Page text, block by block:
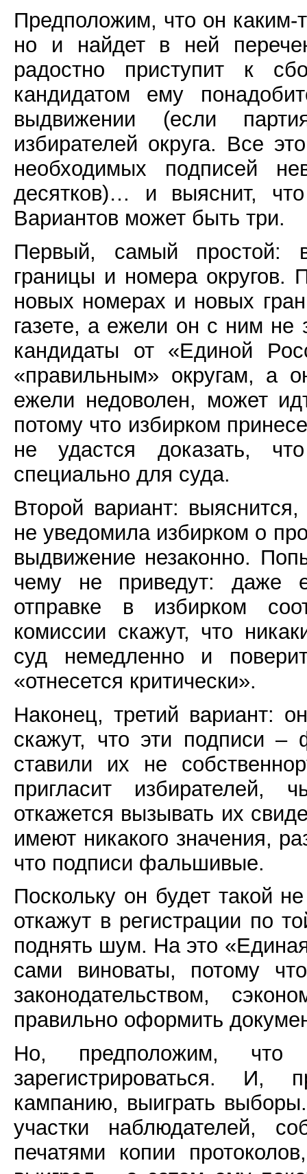
Предположим, что он каким-
но и найдет в ней
радостно приступит к
кандидатом ему
выдвижении (если
избирателей округа. Все
необходимых подписей
десятков)… и выяснит,
Вариантов может быть три.
Первый, самый простой:
границы и номера округов.
новых номерах и новых
газете, а ежели он с ним не
кандидаты от «Единой
«правильным» округам, а
ежели недоволен, может
потому что избирком
не удастся доказать,
специально для суда.
Второй вариант:
не уведомила избирком о
выдвижение незаконно.
чему не приведут: даже
отправке в избирком
комиссии скажут, что
суд немедленно и
«отнесется критически».
Наконец, третий вариант:
скажут, что эти подписи –
ставили их не
пригласит
откажется вызывать их
имеют никакого значения,
что подписи фальшивые.
Поскольку он будет такой
откажут в регистрации по
поднять шум. На это
сами виноваты, потому
законодательством,
правильно оформить
Но, предположим, что
зарегистрироваться. И,
кампанию, выиграть
участки наблюдателей,
печатями копии